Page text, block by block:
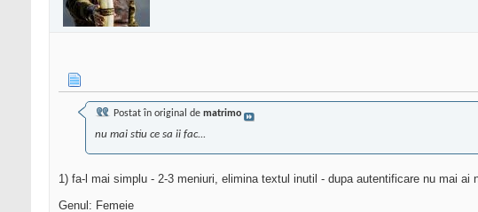
Postat în original de matrimo
nu mai stiu ce sa ii fac...
1) fa-l mai simplu - 2-3 meniuri, elimina textul inutil - dupa autentificare nu mai ai
Genul: Femeie